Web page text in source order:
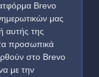
Brevo
μας
αυτής της
προσωπικά
στο Brevo
με την